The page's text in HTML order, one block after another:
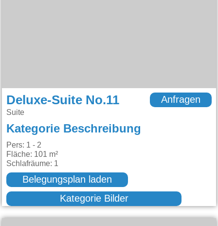
Deluxe-Suite No.11
Suite
Anfragen
Kategorie Beschreibung
Pers: 1 - 2
Fläche: 101 m²
Schlafräume: 1
Belegungsplan laden
Kategorie Bilder